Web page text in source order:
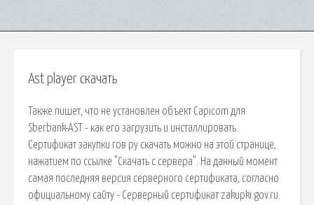
Ast player скачать
Также пишет, что не установлен объект Capicom для
Sberbank-AST - как его загрузить и инсталлировать.
Сертификат закупки гов ру скачать можно на этой странице,
нажатием по ссылке "Скачать с сервера". На данный момент
самая последняя версия серверного сертификата, согласно
официальному сайту - Серверный сертификат zakupki.gov.ru.